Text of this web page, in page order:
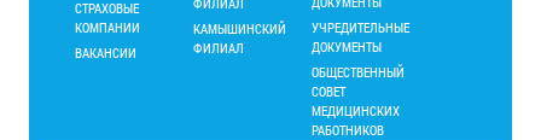
СТРАХОВЫЕ
КОМПАНИИ
ВАКАНСИИ
КАМЫШИНСКИЙ
ФИЛИАЛ
УЧРЕДИТЕЛЬНЫЕ
ДОКУМЕНТЫ
ОБЩЕСТВЕННЫЙ
СОВЕТ
МЕДИЦИНСКИХ
РАБОТНИКОВ